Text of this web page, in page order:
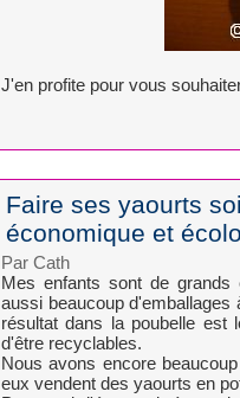
J'en profite pour vous
Faire ses yaourts
économique et
Par Cath
Mes enfants sont de
aussi beaucoup
résultat dans la poubelle
d'être recyclables.
Nous avons encore
eux vendent des yaourts en